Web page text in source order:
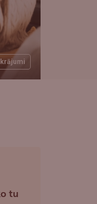
tu